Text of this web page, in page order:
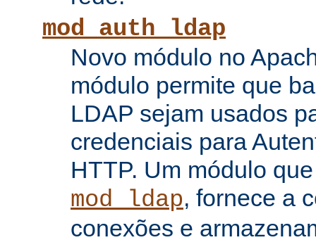
mod_auth_ldap
Novo módulo no
módulo permite que
LDAP sejam usados
credenciais para
HTTP. Um módulo
mod_ldap, fornece a
conexões e